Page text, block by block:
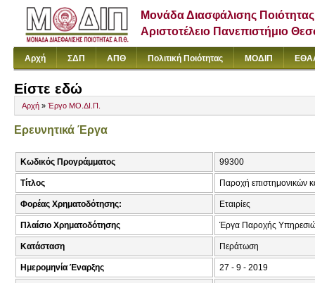
Μονάδα Διασφάλισης Ποιότητας
Αριστοτέλειο Πανεπιστήμιο
Αρχή ΣΔΠ ΑΠΘ Πολιτική Ποιότητας ΜΟΔΙΠ
Είστε εδώ
Αρχή » Έργο ΜΟ.ΔΙ.Π.
Ερευνητικά Έργα
Κωδικός Προγράμματος 99300
Τίτλος Παροχή επιστημονικών
Φορέας Χρηματοδότησης: Εταιρίες
Πλαίσιο Χρηματοδότησης Έργα Παροχής
Κατάσταση Περάτωση
Ημερομηνία Έναρξης 27 - 9 - 2019